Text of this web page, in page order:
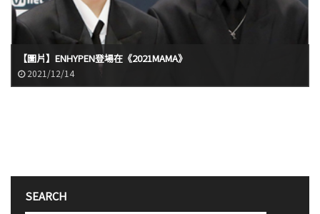
【圖片】ENHYPEN登場在《2021MAMA》
2021/12/14
SEARCH